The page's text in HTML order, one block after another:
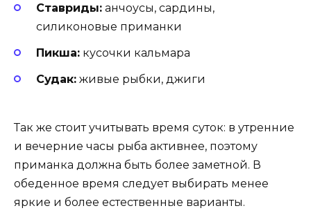
Ставриды: анчоусы, сардины,
силиконовые приманки
Пикша: кусочки кальмара
Судак: живые рыбки, джиги
Так же стоит учитывать время суток: в утренние
и вечерние часы рыба активнее, поэтому
приманка должна быть более заметной. В
обеденное время следует выбирать менее
яркие и более естественные варианты.